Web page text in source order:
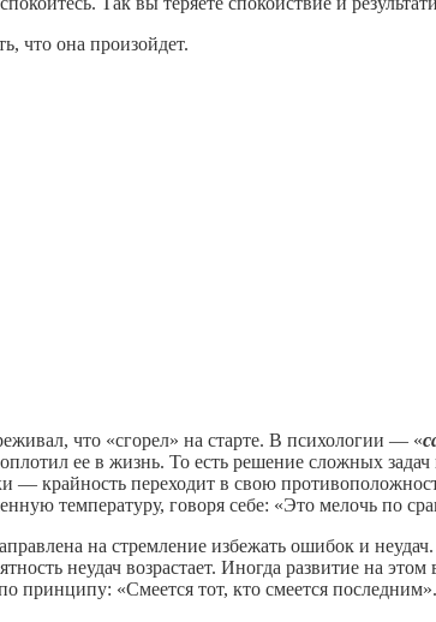
что она произойдет.
что «сгорел» на старте. В психологии — «
ее в жизнь. То есть решение сложных
— крайность переходит в свою
температуру, говоря себе: «Это мелочь по
на стремление избежать ошибок и
неудач возрастает. Иногда развитие на
принципу: «Смеется тот, кто смеется